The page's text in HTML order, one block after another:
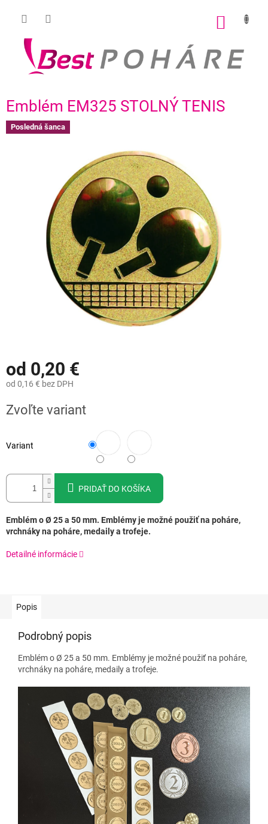
Emblém EM325 STOLNÝ TENIS
Posledná šanca
od 0,20 €
od 0,16 € bez DPH
cena:
Zvoľte variant
Variant
PRIDAŤ DO KOŠÍKA
Emblém o Ø 25 a 50 mm. Emblémy je možné použiť na poháre,
vrchnáky na poháre, medaily a trofeje.
Detailné informácie
Popis
Podrobný popis
Emblém o Ø 25 a 50 mm. Emblémy je možné použiť na poháre,
vrchnáky na poháre, medaily a trofeje.